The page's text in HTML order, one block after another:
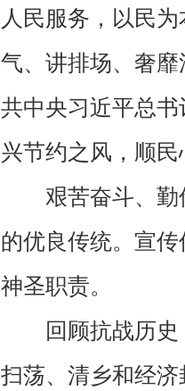
人民服务，以民
气、讲排场、奢
共中央习近平总
兴节约之风，顺
艰苦奋斗、勤
的优良传统。宣
神圣职责。
回顾抗战历史
扫荡、清乡和经